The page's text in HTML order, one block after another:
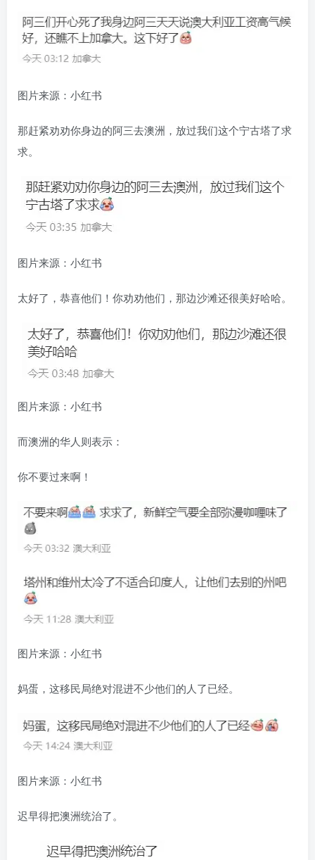
图片来源：小红书
那赶紧劝劝你身边的阿三去澳洲，放过我们这个宁古塔了求
求。
图片来源：小红书
太好了，恭喜他们！你劝劝他们，那边沙滩还很美好哈哈。
图片来源：小红书
而澳洲的华人则表示：
你不要过来啊！
图片来源：小红书
妈蛋，这移民局绝对混进不少他们的人了已经。
图片来源：小红书
迟早得把澳洲统治了。